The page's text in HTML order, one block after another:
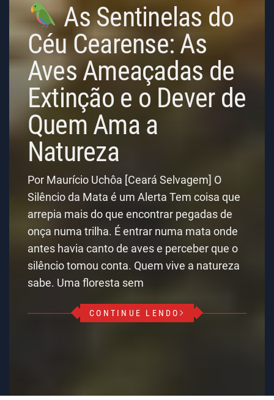
As Sentinelas do
Céu Cearense: As
Aves Ameaçadas de
Extinção e o Dever de
Quem Ama a
Natureza
Por Maurício Uchôa [Ceará Selvagem] O
Silêncio da Mata é um Alerta Tem coisa que
arrepia mais do que encontrar pegadas de
onça numa trilha. É entrar numa mata onde
antes havia canto de aves e perceber que o
silêncio tomou conta. Quem vive a natureza
sabe. Uma floresta sem
CONTINUE LENDO